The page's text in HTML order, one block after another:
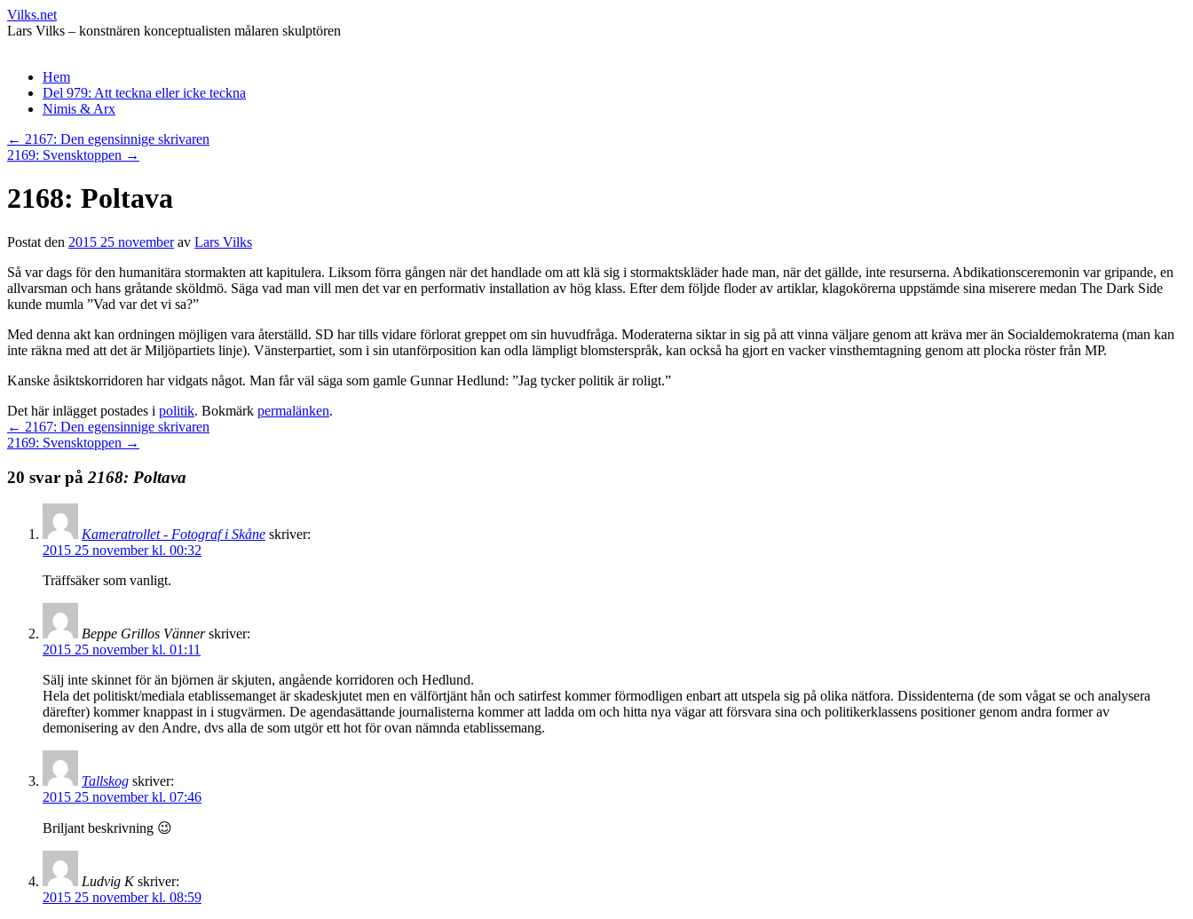
Vilks.net
Lars Vilks – konstnären konceptualisten målaren skulptören
Hoppa
innehåll
Hem
Del 979: Att teckna eller icke teckna
Nimis & Arx
← 2167: Den egensinnige skrivaren
2169: Svensktoppen →
2168: Poltava
Postat den 2015 25 november av Lars Vilks
Så var dags för den humanitära stormakten att kapitulera. Liksom förra gången när det handlade om att klä sig i stormaktskläder hade man, när det gällde, inte resurserna. Abdikationsceremonin var gripande, en
allvarsman och hans gråtande sköldmö. Säga vad man vill men det var en performativ installation av hög klass. Efter dem följde floder av artiklar, klagokörerna uppstämde sina miserere medan The Dark Side
kunde mumla ”Vad var det vi sa?”
Med denna akt kan ordningen möjligen vara återställd. SD har tills vidare förlorat greppet om sin huvudfråga. Moderaterna siktar in sig på att vinna väljare genom att kräva mer än Socialdemokraterna (man kan
inte räkna med att det är Miljöpartiets linje). Vänsterpartiet, som i sin utanförposition kan odla lämpligt blomsterspråk, kan också ha gjort en vacker vinsthemtagning genom att plocka röster från MP.
Kanske åsiktskorridoren har vidgats något. Man får väl säga som gamle Gunnar Hedlund: ”Jag tycker politik är roligt.”
Det här inlägget postades i politik. Bokmärk permalänken.
← 2167: Den egensinnige skrivaren
2169: Svensktoppen →
20 svar på 2168: Poltava
Kameratrollet - Fotograf i Skåne skriver:
2015 25 november kl. 00:32
Träffsäker som vanligt.
Beppe Grillos Vänner skriver:
2015 25 november kl. 01:11
Sälj inte skinnet för än björnen är skjuten, angående korridoren och Hedlund.
Hela det politiskt/mediala etablissemanget är skadeskjutet men en välförtjänt hån och satirfest kommer förmodligen enbart att utspela sig på olika nätfora. Dissidenterna (de som vågat se och analysera
därefter) kommer knappast in i stugvärmen. De agendasättande journalisterna kommer att ladda om och hitta nya vägar att försvara sina och politikerklassens positioner genom andra former av
demonisering av den Andre, dvs alla de som utgör ett hot för ovan nämnda etablissemang.
Tallskog skriver:
2015 25 november kl. 07:46
Briljant beskrivning 😉
Ludvig K skriver:
2015 25 november kl. 08:59